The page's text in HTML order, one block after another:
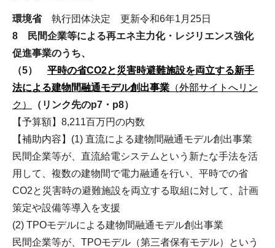
環境省執行団体決定 更新令和6年1月25日
8 民間企業等による再エネ主力化・レジリエンス強化
促進事業のうち、
（5） 平時の省CO2と災害時避難施設を両立する新手
法による建物間融通モデル創出事業 （外部サイトへリン
ク）
（リンク先のp7・p8）
【予算額】8,211百万円の内数
【補助内容】(1) 直流による建物間融通モデル創出事業
民間企業等が、直流給電システムという新たな手法を活
用して、複数の建物間で電力融通を行い、平時での省
CO2と災害時の避難施設を両立する取組に対して、計画
策定や設備等導入を支援
(2) TPOモデルによる建物間融通モデル創出事業
民間企業等が、TPOモデル（第三者保有モデル）という